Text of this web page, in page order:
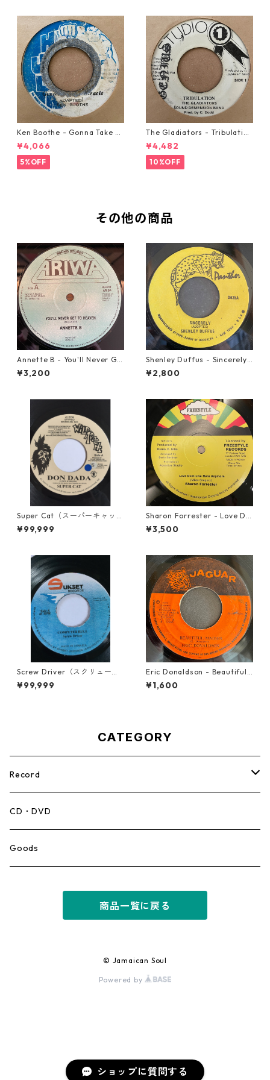
ショップに質問する
Ken Boothe - Gonna Take A
Miracle【7-21362】
¥4,066
5%OFF
The Gladiators - Tribulation
【7-21365】
¥4,482
10%OFF
その他の商品
Annette B - You'll Never Ge
t To Heaven【12-50058】
¥3,200
Shenley Duffus - Sincerely
【7-22021】
¥2,800
Super Cat（スーパーキャッ
ト） - Don Dada【7inch】
¥99,999
Sharon Forrester - Love Do
n't Live Here Anymore【12-
50068】
¥3,500
Screw Driver（スクリュード
ライバー） - Computer Rule
【7'】
¥99,999
Eric Donaldson - Beautiful
Maiden【7-21788】
¥1,600
CATEGORY
Record
Mento,Calypso,Ballad
Ska
Early Dancehall
CD・DVD
Goods
商品一覧に戻る
© Jamaican Soul
Powered by